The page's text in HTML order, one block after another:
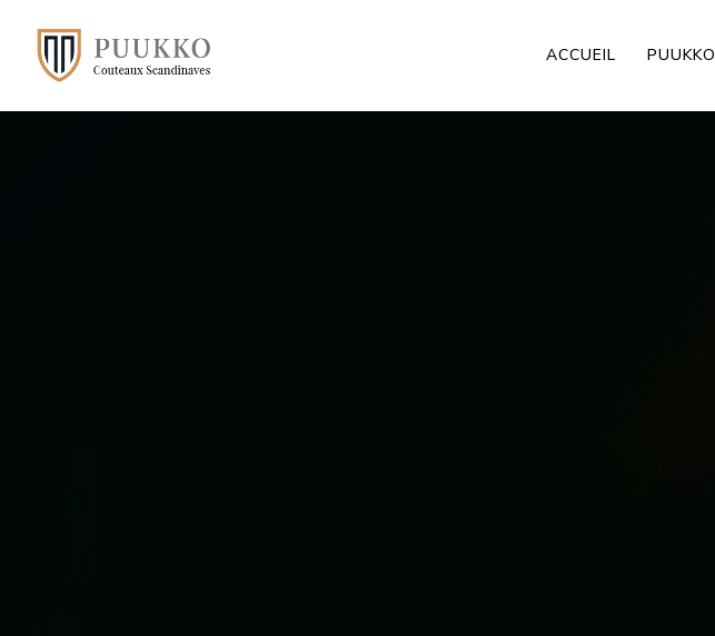
ACCUEIL PUUKKO